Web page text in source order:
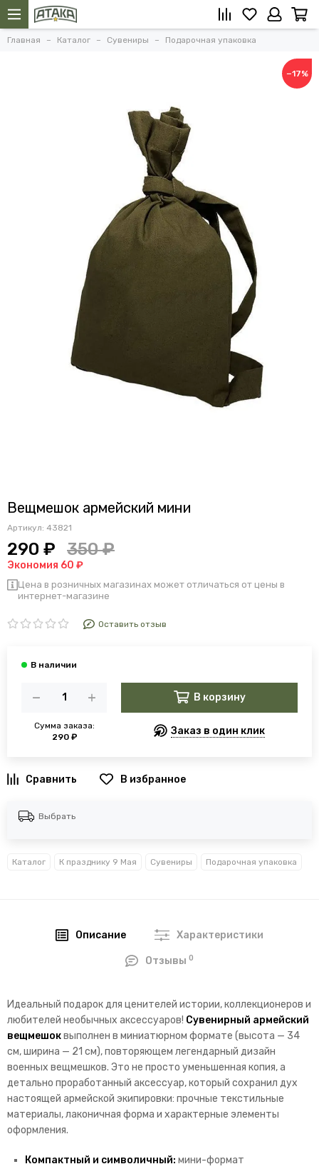
Главная Каталог Сувениры Подарочная упаковка
−17%
Вещмешок армейский мини
Артикул: 43821
290 ₽ 350 ₽
Экономия 60 ₽
Цена в розничных магазинах может отличаться от цены в
интернет-магазине
Оставить отзыв
Сумма заказа:
290 ₽
В корзину
Заказ в один клик
В избранное
Выбрать
Каталог К празднику 9 Мая Сувениры Подарочная упаковка
Описание Характеристики
Отзывы0
Идеальный подарок для ценителей истории, коллекционеров и
любителей необычных аксессуаров! Сувенирный армейский
вещмешоквыполнен в миниатюрном формате (высота — 34
см, ширина — 21 см), повторяющем легендарный дизайн
военных вещмешков. Это не просто уменьшенная копия, а
детально проработанный аксессуар, который сохранил дух
настоящей армейской экипировки: прочные текстильные
материалы, лаконичная форма и характерные элементы
оформления.
Компактный и символичный: мини-формат